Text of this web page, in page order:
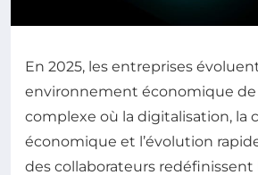
En 2025, les entreprises
environnement économique de
complexe où la digitalisation, la
économique et l’évolution
des collaborateurs redéfinissent